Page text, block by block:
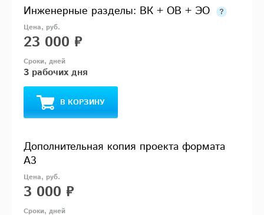
Инженерные разделы: ВК + ОВ + ЭО
23 000 ₽
3 рабочих дня
В КОРЗИНУ
Дополнительная копия проекта формата
А3
3 000 ₽